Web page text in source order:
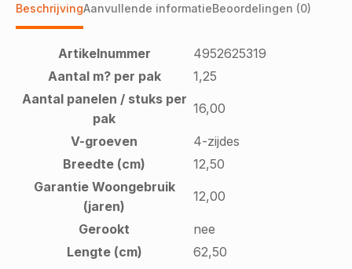
BeschrijvingAanvullende informatieBeoordelingen (0)
Artikelnummer
4952625319
Aantal m? per pak
1,25
Aantal panelen / stuks per
pak
16,00
V-groeven
4-zijdes
Breedte (cm)
12,50
Garantie Woongebruik
(jaren)
12,00
Gerookt
nee
Lengte (cm)
62,50